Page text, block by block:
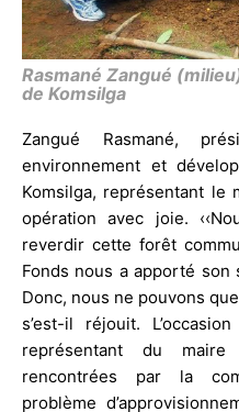
Rasmané Zangué
de Komsilga
Zangué Rasmané,
environnement et
Komsilga, représentant le
opération avec joie.
reverdir cette forêt
Fonds nous a apporté
Donc, nous ne pouvons
s’est-il réjouit.
représentant du
rencontrées par la
problème